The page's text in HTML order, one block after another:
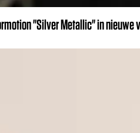
"Silver Metallic" in